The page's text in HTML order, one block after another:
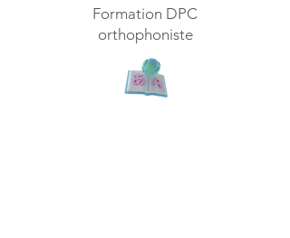
Formation DPC
orthophoniste